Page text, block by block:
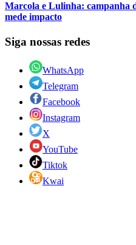
Marcola e Lulinha: campanha
mede impacto
Siga nossas redes
WhatsApp
Telegram
Facebook
Instagram
X
YouTube
Tiktok
Kwai